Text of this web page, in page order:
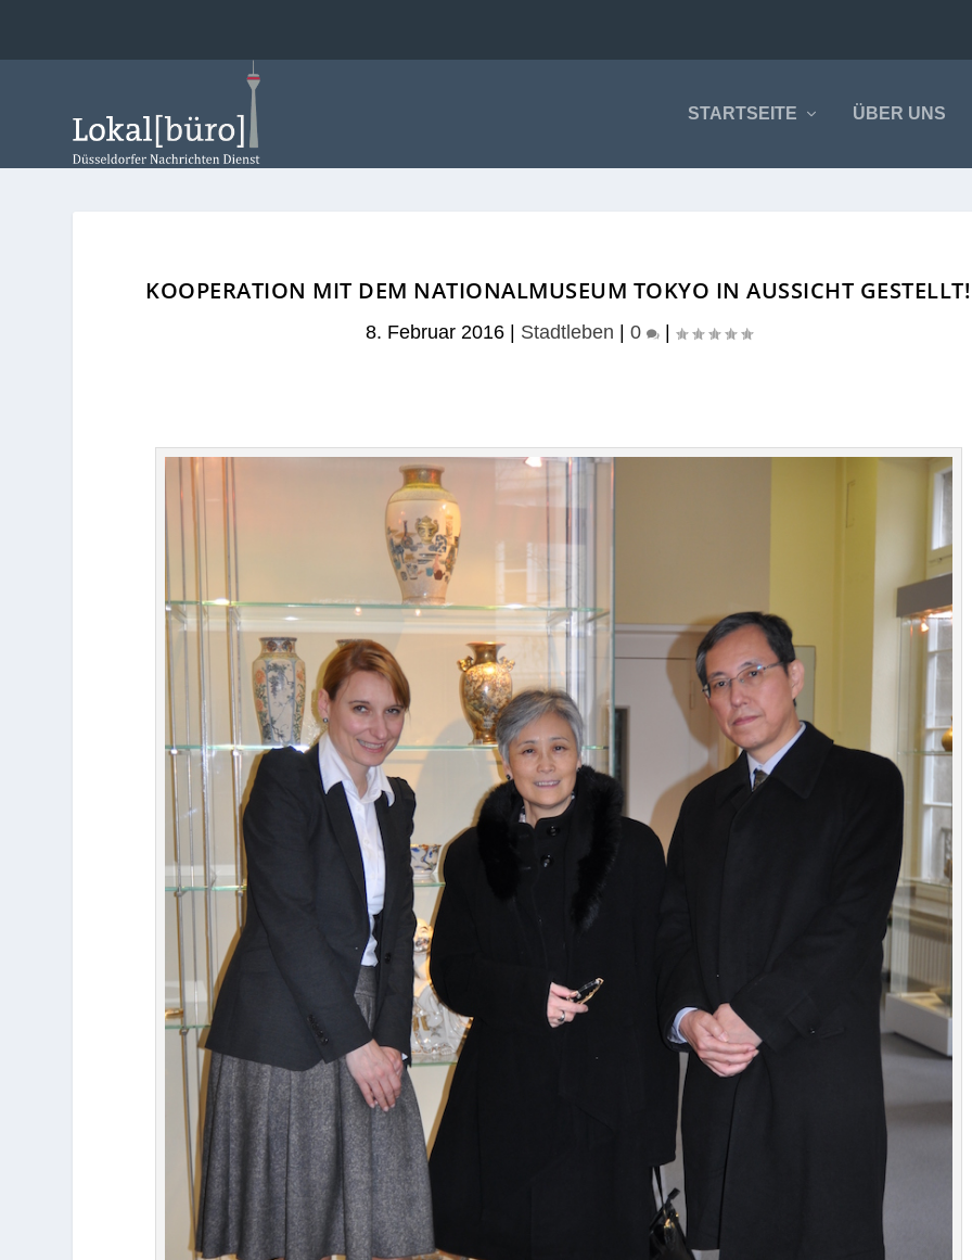
STARTSEITE ÜBER UNS
KOOPERATION MIT DEM NATIONALMUSEUM TOKYO IN AUSSICHT GESTELLT!
8. Februar 2016| Stadtleben 0 |